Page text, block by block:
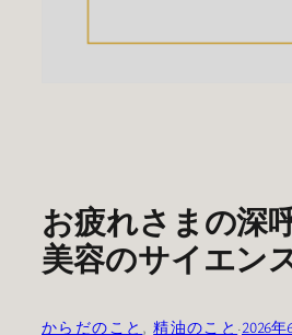
お疲れさまの深
美容のサイエン
からだのこと , 精油のこと ·2026年